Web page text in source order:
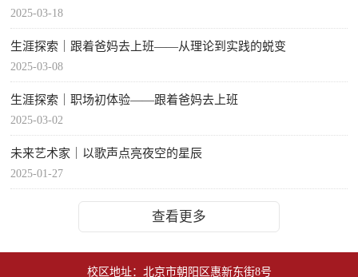
2025-03-18
生涯探索｜跟着爸妈去上班——从理论到实践的蜕变
2025-03-08
生涯探索｜职场初体验——跟着爸妈去上班
2025-03-02
未来艺术家｜以歌声点亮夜空的星辰
2025-01-27
查看更多
校区地址：北京市朝阳区惠新东街8号